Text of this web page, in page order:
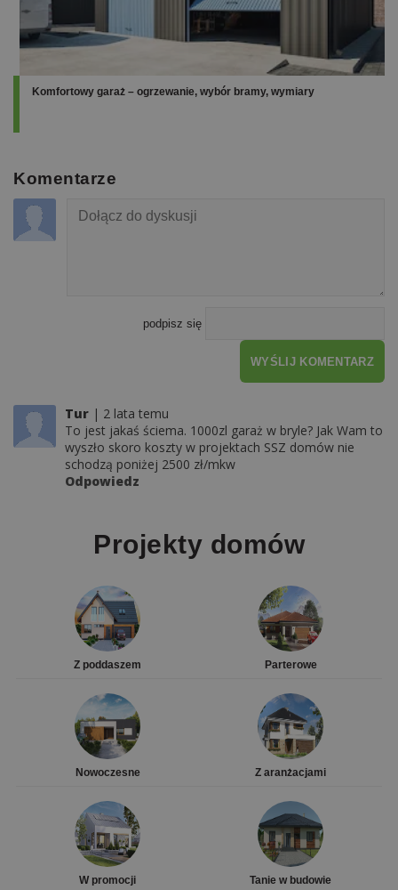
Komfortowy garaż – ogrzewanie, wybór bramy, wymiary
Komentarze
podpisz się
WYŚLIJ KOMENTARZ
Tur
2 lata temu
To jest jakaś ściema. 1000zl garaż w bryle? Jak Wam to
wyszło skoro koszty w projektach SSZ domów nie
schodzą poniżej 2500 zł/mkw
Odpowiedz
Projekty domów
Z poddaszem Parterowe
Nowoczesne Z aranżacjami
W promocji Tanie w budowie